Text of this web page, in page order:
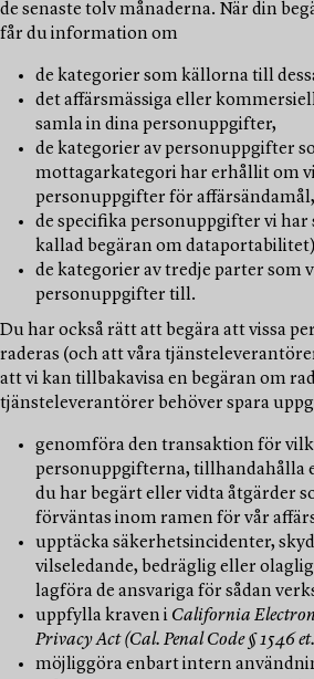
de senaste tolv månaderna. När din
får du information om
de kategorier som källorna till
det affärsmässiga eller
samla in dina personuppgifter,
de kategorier av personuppgifter
mottagarkategori har erhållit om
personuppgifter för affärsändamål,
de specifika personuppgifter vi har
kallad begäran om
de kategorier av tredje parter som
personuppgifter till.
Du har också rätt att begära att vissa
raderas (och att våra
att vi kan tillbakavisa en begäran om
tjänsteleverantörer behöver spara
genomföra den transaktion för
personuppgifterna, tillhandahålla
du har begärt eller vidta åtgärder
förväntas inom ramen för vår
upptäcka säkerhetsincidenter,
vilseledande, bedräglig eller
lagföra de ansvariga för sådan
uppfylla kraven i California
Privacy Act (Cal. Penal Code § 1546 et.
möjliggöra enbart intern